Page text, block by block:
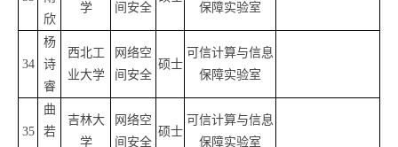
欣
学
间安全
保障实验室
34
杨
诗
睿
西北工
业大学
网络空
间安全
硕士
可信计算与信息
保障实验室
35
曲
若
吉林大
学
网络空
间安全
硕士
可信计算与信息
保障实验室